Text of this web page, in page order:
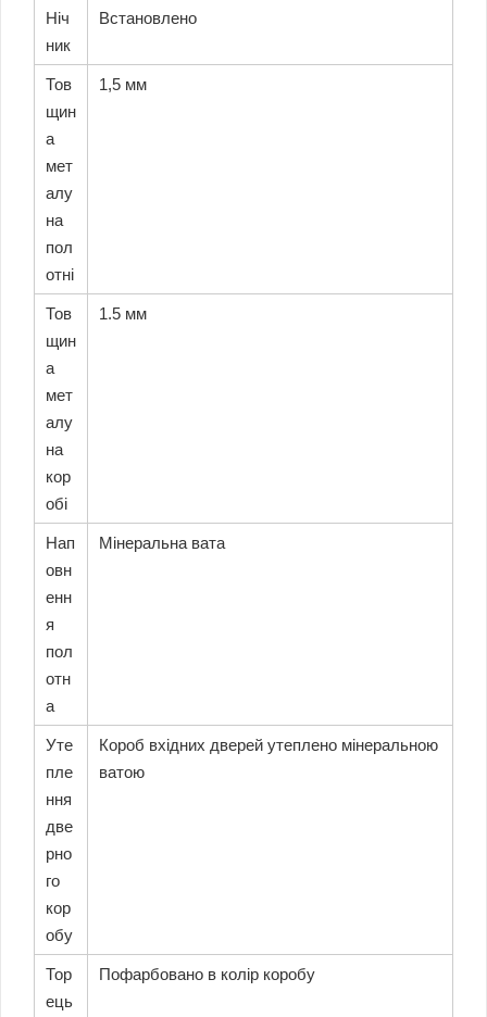
Ніч
ник
Встановлено
Тов
щин
а
мет
алу
на
пол
отні
1,5 мм
Тов
щин
а
мет
алу
на
кор
обі
1.5 мм
Нап
овн
енн
я
пол
отн
а
Мінеральна вата
Уте
пле
ння
две
рно
го
кор
обу
Короб вхідних дверей утеплено мінеральною
ватою
Тор
ець
Пофарбовано в колір коробу